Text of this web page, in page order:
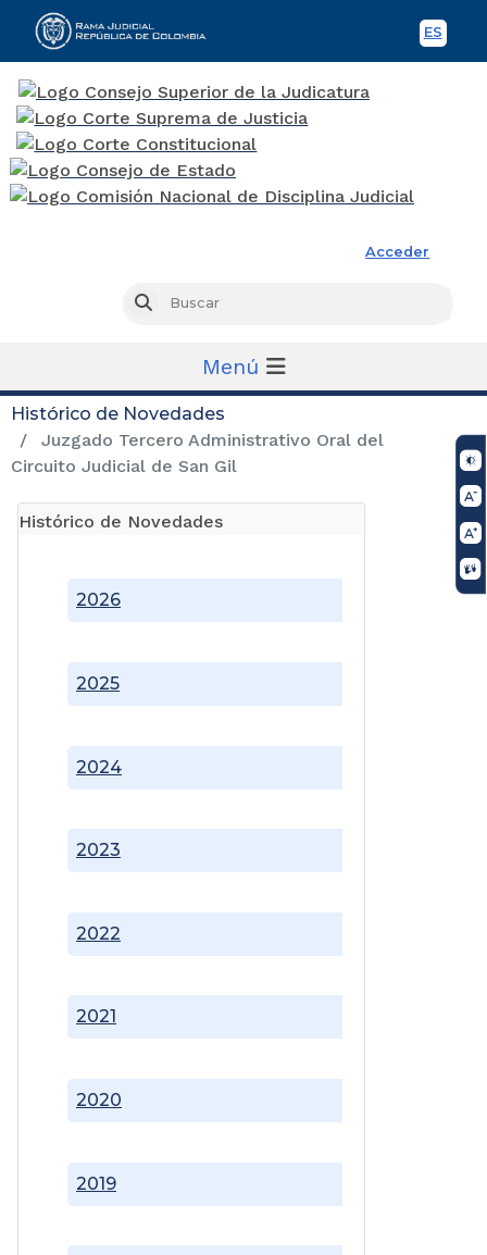
ES
Acceder
Buscar
Menú
Histórico de Novedades
Juzgado Tercero Administrativo Oral del
Circuito Judicial de San Gil
Histórico de Novedades
2019
2020
2021
2022
2023
2024
2025
2026